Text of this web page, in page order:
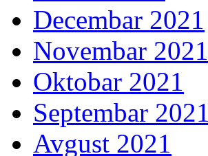
Decembar 2021
Novembar 2021
Oktobar 2021
Septembar 2021
Avgust 2021